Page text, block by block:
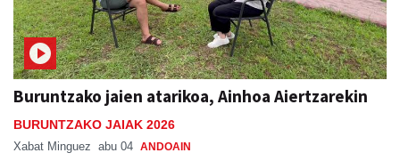
Buruntzako jaien atarikoa, Ainhoa Aiertzarekin
BURUNTZAKO JAIAK 2026
Xabat Minguez abu 04 ANDOAIN